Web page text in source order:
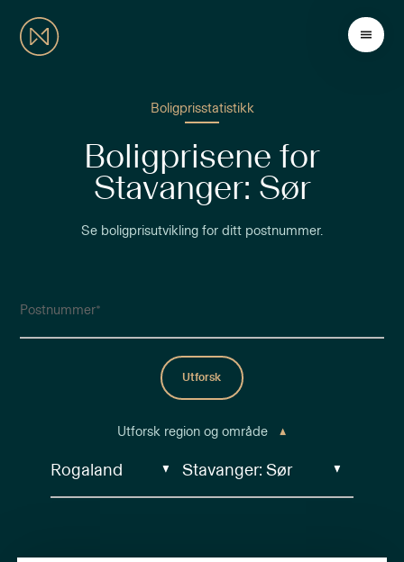
Boligprisstatistikk
Boligprisene for
Stavanger: Sør
Se boligprisutvikling for ditt postnummer.
Postnummer
Utforsk
Utforsk region og område